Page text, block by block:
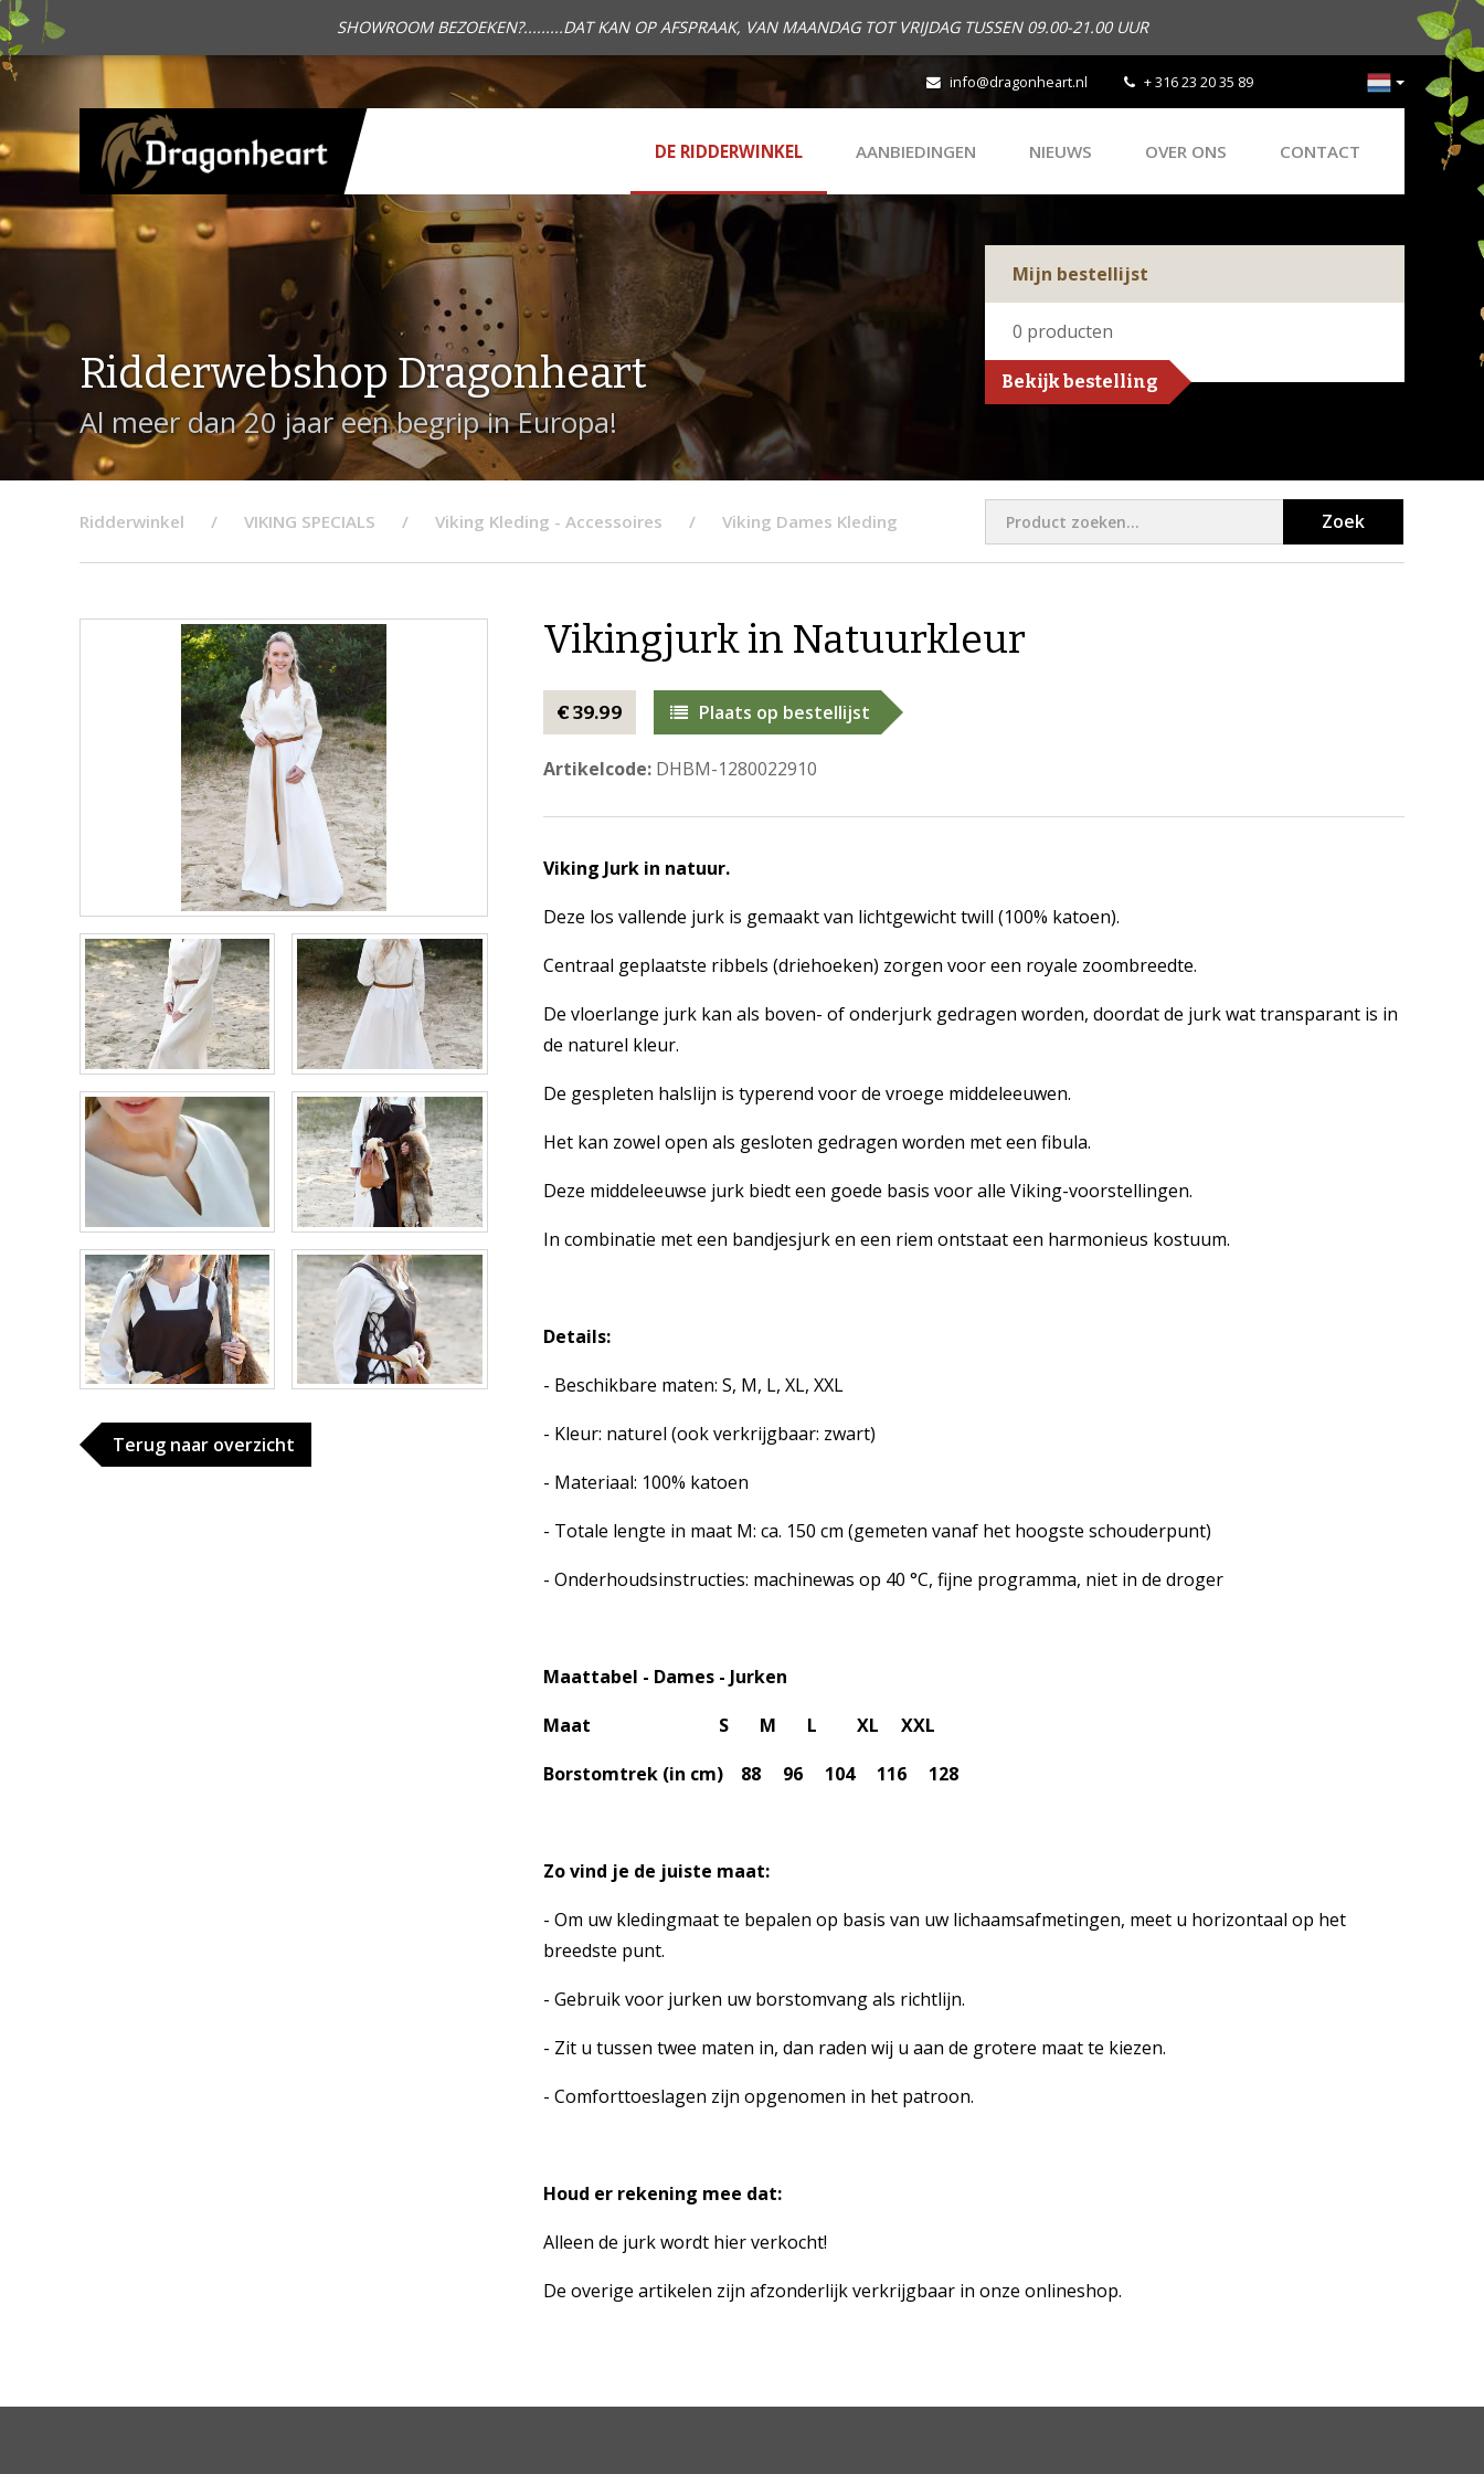
SHOWROOM BEZOEKEN?.........DAT KAN OP AFSPRAAK, VAN MAANDAG TOT VRIJDAG TUSSEN 09.00-21.00 UUR
info@dragonheart.nl + 316 23 20 35 89
DE RIDDERWINKEL AANBIEDINGEN NIEUWS OVER ONS CONTACT
Ridderwebshop Dragonheart
Al meer dan 20 jaar een begrip in Europa!
Mijn bestellijst
0 producten
Bekijk bestelling
Ridderwinkel VIKING SPECIALS Viking Kleding - Accessoires Viking Dames Kleding Zoek
Terug naar overzicht
Vikingjurk in Natuurkleur
€ 39.99 Plaats op bestellijst
Artikelcode:DHBM-1280022910
Viking Jurk in natuur.
Deze los vallende jurk is gemaakt van lichtgewicht twill (100% katoen).
Centraal geplaatste ribbels (driehoeken) zorgen voor een royale zoombreedte.
De vloerlange jurk kan als boven- of onderjurk gedragen worden, doordat de jurk wat transparant is in
de naturel kleur.
De gespleten halslijn is typerend voor de vroege middeleeuwen.
Het kan zowel open als gesloten gedragen worden met een fibula.
Deze middeleeuwse jurk biedt een goede basis voor alle Viking-voorstellingen.
In combinatie met een bandjesjurk en een riem ontstaat een harmonieus kostuum.
Details:
- Beschikbare maten: S, M, L, XL, XXL
- Kleur: naturel (ook verkrijgbaar: zwart)
- Materiaal: 100% katoen
- Totale lengte in maat M: ca. 150 cm (gemeten vanaf het hoogste schouderpunt)
- Onderhoudsinstructies: machinewas op 40 °C, fijne programma, niet in de droger
Maattabel - Dames - Jurken
Maat S M L XL XXL
Borstomtrek (in cm) 88 96 104 116 128
Zo vind je de juiste maat:
- Om uw kledingmaat te bepalen op basis van uw lichaamsafmetingen, meet u horizontaal op het
breedste punt.
- Gebruik voor jurken uw borstomvang als richtlijn.
- Zit u tussen twee maten in, dan raden wij u aan de grotere maat te kiezen.
- Comforttoeslagen zijn opgenomen in het patroon.
Houd er rekening mee dat:
Alleen de jurk wordt hier verkocht!
De overige artikelen zijn afzonderlijk verkrijgbaar in onze onlineshop.